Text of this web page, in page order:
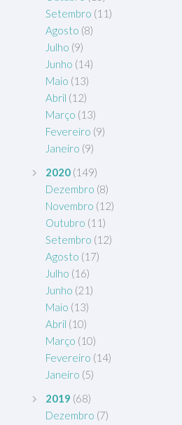
Setembro (11)
Agosto (8)
Julho (9)
Junho (14)
Maio (13)
Abril (12)
Março (13)
Fevereiro (9)
Janeiro (9)
2020 (149)
Dezembro (8)
Novembro (12)
Outubro (11)
Setembro (12)
Agosto (17)
Julho (16)
Junho (21)
Maio (13)
Abril (10)
Março (10)
Fevereiro (14)
Janeiro (5)
2019 (68)
Dezembro (7)